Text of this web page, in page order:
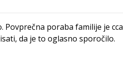
poraba familije je cca
da je to oglasno sporočilo.